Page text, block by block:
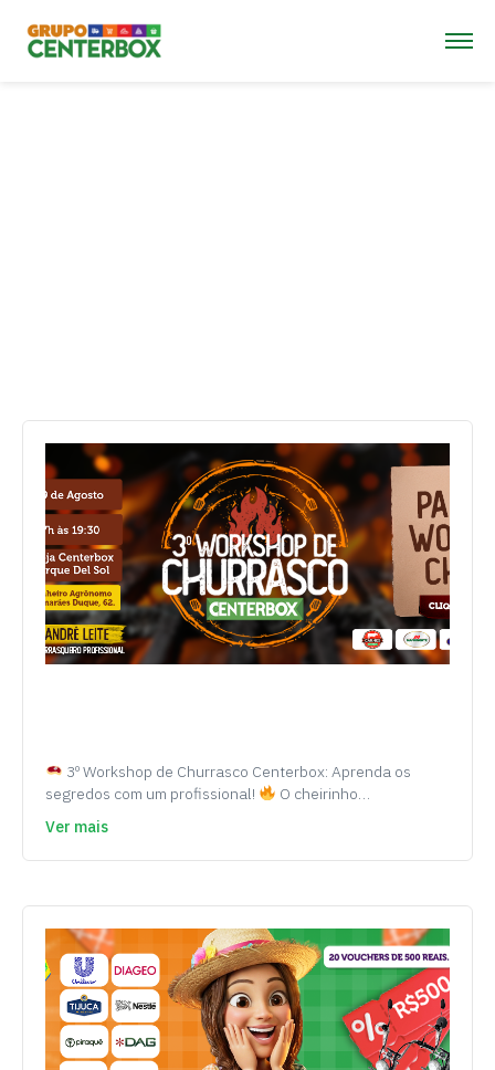
3º Workshop de Churrasco Centerbox: Aprenda os
segredos com um profissional!
O cheirinho…
Ver mais